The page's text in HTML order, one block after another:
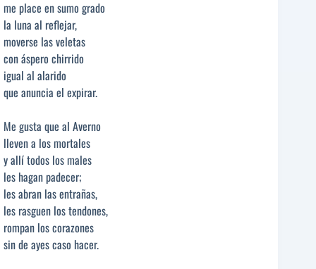
me place en sumo grado
la luna al reflejar,
moverse las veletas
con áspero chirrido
igual al alarido
que anuncia el expirar.
Me gusta que al Averno
lleven a los mortales
y allí todos los males
les hagan padecer;
les abran las entrañas,
les rasguen los tendones,
rompan los corazones
sin de ayes caso hacer.